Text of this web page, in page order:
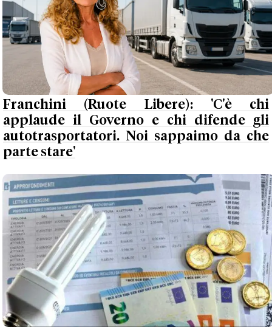
Franchini (Ruote Libere): 'C'è chi
applaude il Governo e chi difende gli
autotrasportatori. Noi sappaimo da che
parte stare'